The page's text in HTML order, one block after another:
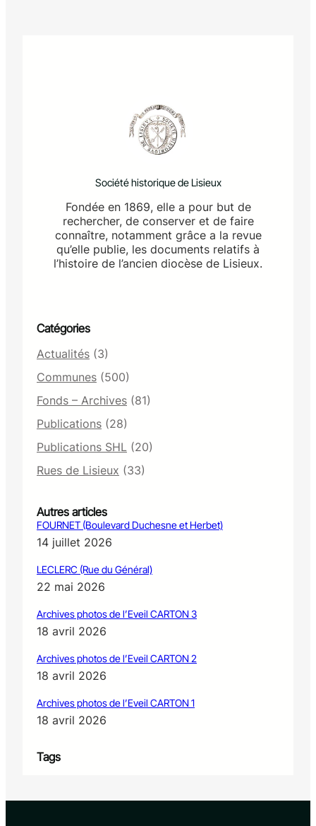
Société historique de Lisieux
Fondée en 1869, elle a pour but de
rechercher, de conserver et de faire
connaître, notamment grâce a la revue
qu’elle publie, les documents relatifs à
l’histoire de l’ancien diocèse de Lisieux.
Catégories
Actualités (3)
Communes (500)
Fonds – Archives (81)
Publications (28)
Publications SHL (20)
Rues de Lisieux (33)
Autres articles
FOURNET (Boulevard Duchesne et Herbet)
14 juillet 2026
LECLERC (Rue du Général)
22 mai 2026
Archives photos de l’Eveil CARTON 3
18 avril 2026
Archives photos de l’Eveil CARTON 2
18 avril 2026
Archives photos de l’Eveil CARTON 1
18 avril 2026
Tags